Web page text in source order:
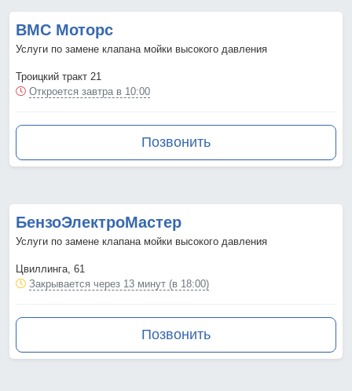
ВМС Моторс
Услуги по замене клапана мойки высокого давления
Троицкий тракт 21
Откроется завтра в 10:00
Позвонить
БензоЭлектроМастер
Услуги по замене клапана мойки высокого давления
Цвиллинга, 61
Закрывается через 13 минут (в 18:00)
Позвонить